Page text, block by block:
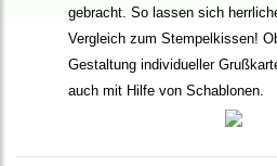
gebracht. So lassen sich
Vergleich zum Stempelkissen!
Gestaltung individueller
auch mit Hilfe von Schablonen.